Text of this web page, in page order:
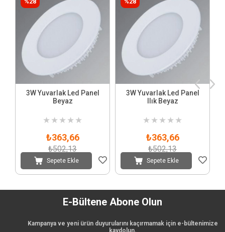
3W Yuvarlak Led Panel
Beyaz
★ ★ ★ ★ ★
₺363,66
₺502,13
Sepete Ekle
3W Yuvarlak Led Panel
Ilık Beyaz
★ ★ ★ ★ ★
₺363,66
₺502,13
Sepete Ekle
E-Bültene Abone Olun
Kampanya ve yeni ürün duyurularını kaçırmamak için e-bültenimize
kaydolun.